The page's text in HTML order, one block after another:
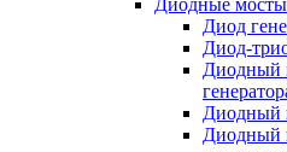
Диодные мосты
Диод
Диод-
Диодный
Диодный
Диодный